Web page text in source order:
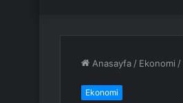
Anasayfa / Ekonomi /
Ekonomi